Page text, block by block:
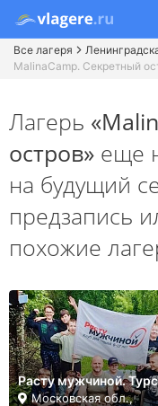
Все лагеря
MalinaCamp. Секретный
Лагерь
остров» еще
на будущий
предзапись
похожие
Расту мужчиной.
Московская обл.,